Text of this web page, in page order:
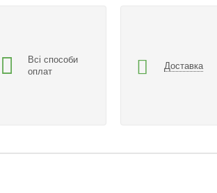
Всі способи
оплат
Доставка